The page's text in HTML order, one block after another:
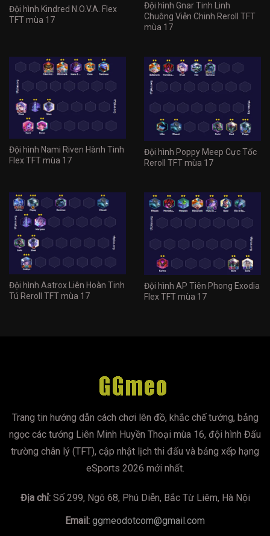
Đội hình Kindred N.O.V.A. Flex
TFT mùa 17
Đội hình Gnar Tinh Linh
Chuông Viễn Chinh Reroll TFT
mùa 17
Đội hình Nami Riven Hành Tinh
Flex TFT mùa 17
Đội hình Poppy Meep Cực Tốc
Reroll TFT mùa 17
Đội hình Aatrox Liên Hoàn Tinh
Tú Reroll TFT mùa 17
Đội hình AP Tiên Phong Exodia
Flex TFT mùa 17
Trang tin hướng dẫn cách chơi lên đồ, khắc chế tướng, bảng
ngọc các tướng Liên Minh Huyền Thoại mùa 16, đội hình Đấu
trường chân lý (TFT), cập nhật lịch thi đấu và bảng xếp hạng
eSports 2026 mới nhất.
Địa chỉ:Số 299, Ngõ 68, Phú Diễn, Bắc Từ Liêm, Hà Nội
Email: ggmeodotcom@gmail.com